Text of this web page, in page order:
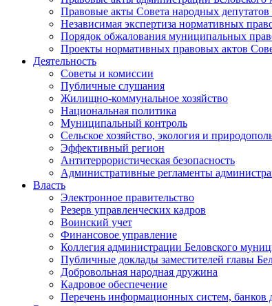
Правовые акты Совета народных
Независимая экспертиза нормативных
Порядок обжалования муниципальных
Проекты нормативных правовых актов
Деятельность
Советы и комиссии
Публичные слушания
Жилищно-коммунальное хозяйство
Национальная политика
Муниципальный контроль
Сельское хозяйство, экология и
Эффективный регион
Антитеррористическая безопасность
Административные регламенты
Власть
Электронное правительство
Резерв управленческих кадров
Воинский учет
Финансовое управление
Коллегия администрации Беловского
Публичные доклады заместителей главы
Добровольная народная дружина
Кадровое обеспечение
Перечень информационных систем, банков